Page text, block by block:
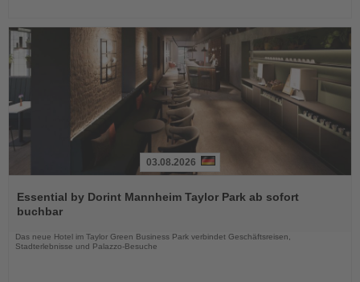
Sie
die
03.08.2026
Essential by Dorint Mannheim Taylor Park ab sofort
buchbar
Das neue Hotel im Taylor Green Business Park verbindet Geschäftsreisen,
Stadterlebnisse und Palazzo-Besuche